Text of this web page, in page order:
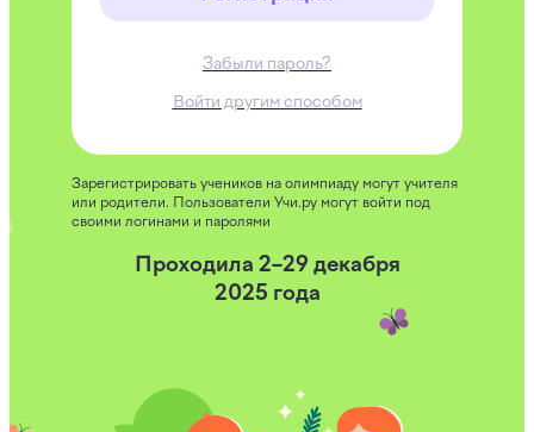
Проходила 2–29 декабря
2025 года
Забыли пароль?
Войти другим способом
Зарегистрировать учеников на олимпиаду могут учителя
или родители. Пользователи Учи.ру могут войти под
своими логинами и паролями